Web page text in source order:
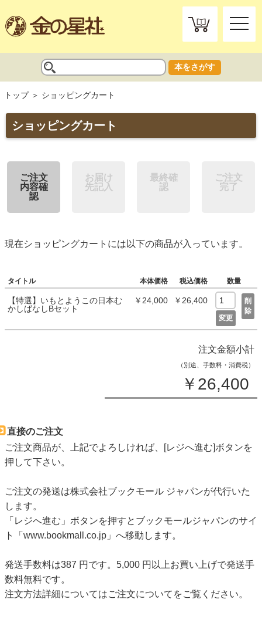
toggle
本をさがす
トップ ショッピングカート
ショッピングカート
ご注文
内容確
認
お届け
先記入
最終確
認
ご注文
完了
現在ショッピングカートには以下の商品が入っています。
タイトル 本体価格 税込価格 数量
【特選】いもとようこの日本む
かしばなしBセット
￥24,000 ￥26,400
変更
削
除
注文金額小計
（別途、手数料・消費税）
￥26,400
直接のご注文
ご注文商品が、上記でよろしければ、[レジへ進む]ボタンを
押して下さい。
ご注文の発送は株式会社ブックモール ジャパンが代行いた
します。
「レジへ進む」ボタンを押すとブックモールジャパンのサイ
ト「www.bookmall.co.jp」へ移動します。
発送手数料は387 円です。5,000 円以上お買い上げで発送手
数料無料です。
注文方法詳細についてはご注文について をご覧ください。